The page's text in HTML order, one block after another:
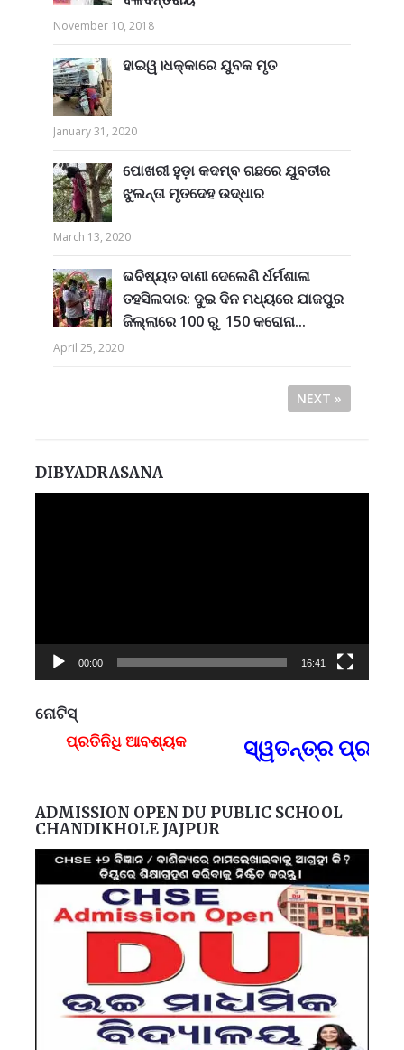
November 10, 2018
ହାଇୱ।ଧକ୍କାରେ ଯୁବକ ମୃତ
January 31, 2020
ପୋଖରୀ ହୁଡ଼ା କଦମ୍ବ ଗଛରେ ଯୁବତୀର
ଝୁଲନ୍ତା ମୃତଦେହ ଉଦ୍ଧାର
March 13, 2020
ଭବିଷ୍ୟତ ବାଣୀ ଦେଲେଣି ର୍ଧର୍ମଶାଳା
ତହସିଲଦାର: ଦୁଇ ଦିନ ମଧ୍ୟରେ ଯାଜପୁର
ଜିଲ୍ଲାରେ 100 ରୁ 150 କରୋନା...
April 25, 2020
NEXT »
DIBYADRASANA
00:00 16:41
ନୋଟିସ୍
ପ୍ରତିନିଧି ଆବଶ୍ୟକ
ସ୍ୱତନ୍ତ୍ର ପ୍ରତିନିଧି
ADMISSION OPEN DU PUBLIC SCHOOL
CHANDIKHOLE JAJPUR